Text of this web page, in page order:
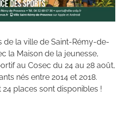
de la ville de Saint-Rémy-de-
la Maison de la jeunesse,
au Cosec du 24 au 28 août,
nés entre 2014 et 2018.
places sont disponibles !